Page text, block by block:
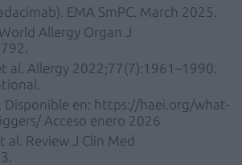
EMA SmPC. March 2025.
Allergy Organ J
al. Allergy 2022;77(7):1961–1990.
Disponible en: https://haei.org/what-
Acceso enero 2026
al. Review J Clin Med